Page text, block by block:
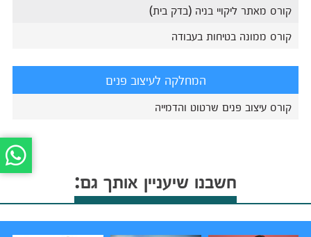
קורס מאתר ליקויי בניה (בדק בית)
קורס ממונה בטיחות בעבודה
המחלקה לעיצוב פנים
קורס עיצוב פנים שרטוט והדמייה
חשבנו שיעניין אותך גם: